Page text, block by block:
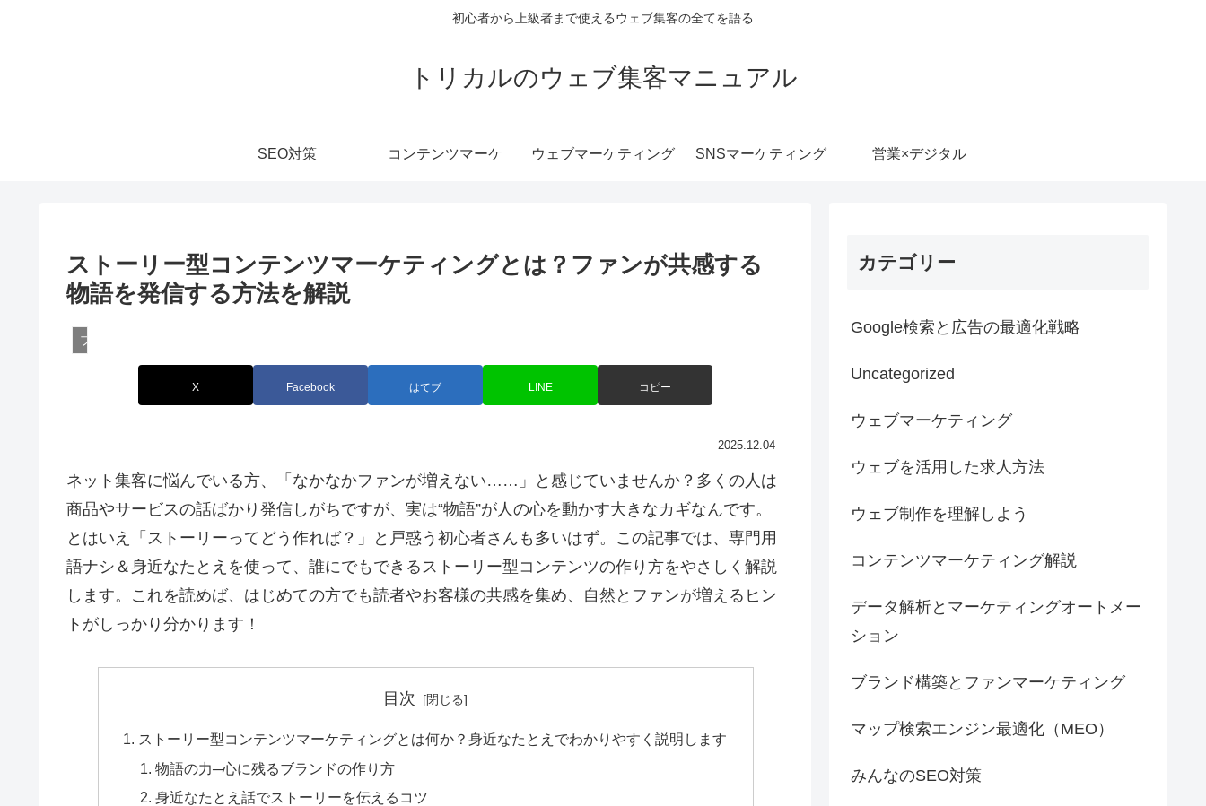
初心者から上級者まで使えるウェブ集客の全てを語る
トリカルのウェブ集客マニュアル
SEO対策 コンテンツマーケ ウェブマーケティング SNSマーケティング 営業×デジタル
ストーリー型コンテンツマーケティングとは？ファンが共感する
物語を発信する方法を解説
ブランド構築とファンマーケティング
X Facebook はてブ LINE コピー
2025.12.04
ネット集客に悩んでいる方、「なかなかファンが増えない……」と感じていませんか？多くの人は
商品やサービスの話ばかり発信しがちですが、実は“物語”が人の心を動かす大きなカギなんです。
とはいえ「ストーリーってどう作れば？」と戸惑う初心者さんも多いはず。この記事では、専門用
語ナシ＆身近なたとえを使って、誰にでもできるストーリー型コンテンツの作り方をやさしく解説
します。これを読めば、はじめての方でも読者やお客様の共感を集め、自然とファンが増えるヒン
トがしっかり分かります！
目次
ストーリー型コンテンツマーケティングとは何か？身近なたとえでわかりやすく説明します
物語の力─心に残るブランドの作り方
身近なたとえ話でストーリーを伝えるコツ
カテゴリー
Google検索と広告の最適化戦略
Uncategorized
ウェブマーケティング
ウェブを活用した求人方法
ウェブ制作を理解しよう
コンテンツマーケティング解説
データ解析とマーケティングオートメー
ション
ブランド構築とファンマーケティング
マップ検索エンジン最適化（MEO）
みんなのSEO対策